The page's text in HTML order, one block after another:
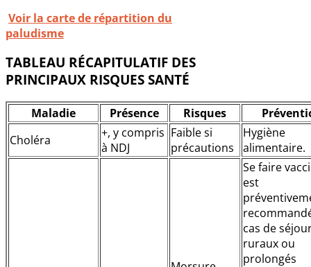
Voir la carte de répartition du
paludisme
TABLEAU RÉCAPITULATIF DES
PRINCIPAUX RISQUES SANTÉ
Maladie Présence Risques
Choléra
+, y compris
à NDJ
Faible si
précautions
Hygiène
alimentaire.
Se faire
est
cas de
ruraux ou
prolongés